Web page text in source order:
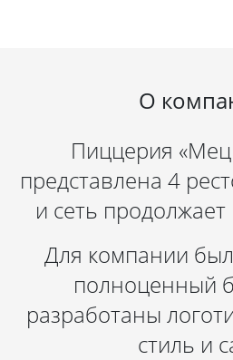
О
Пиццерия
представлена 4
и сеть
Для компании
полноценный
разработаны
стиль и